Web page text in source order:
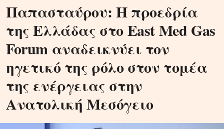
Παπασταύρου: Η προεδρία
της Ελλάδας στο East Med Gas
Forum αναδεικνύει τον
ηγετικό της ρόλο στον τομέα
της ενέργειας στην
Ανατολική Μεσόγειο